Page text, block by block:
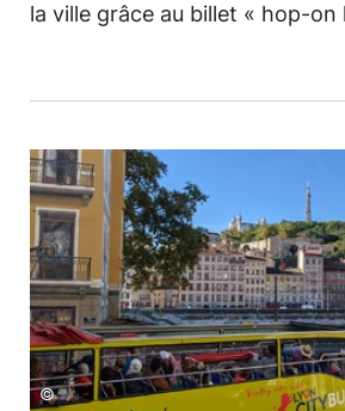
la ville grâce au billet « hop-
©